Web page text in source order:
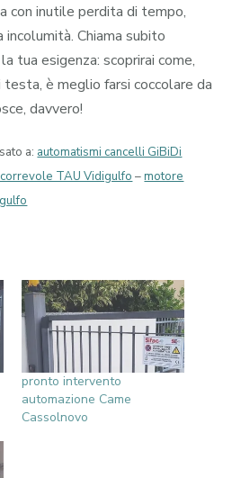
con inutile perdita di tempo,
Chiama subito
tua esigenza: scoprirai come,
è meglio farsi coccolare da
davvero!
a: automatismi cancelli GiBiDi
TAU Vidigulfo –motore
pronto intervento
automazione Came
Cassolnovo